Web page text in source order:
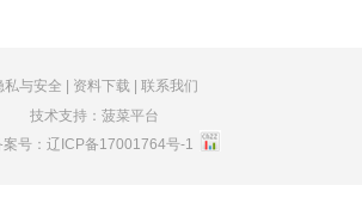
私与安全 资料下载| 联系我们
技术支持：菠菜平台
案号：辽ICP备17001764号-1